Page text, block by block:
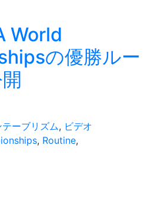
World
の優勝ルー
テーブリズム, ビデオ
, Routine,